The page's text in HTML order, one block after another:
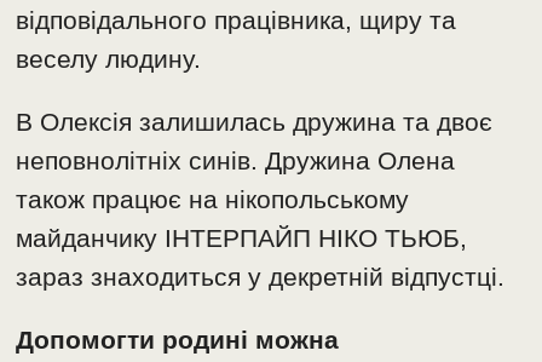
відповідального працівника, щиру та
веселу людину.
В Олексія залишилась дружина та двоє
неповнолітніх синів. Дружина Олена
також працює на нікопольському
майданчику ІНТЕРПАЙП НІКО ТЬЮБ,
зараз знаходиться у декретній відпустці.
Допомогти родині можна